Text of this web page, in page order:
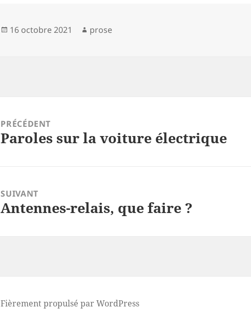
Publié
16 octobre 2021 Auteur
prose
PRÉCÉDENT
Article
Paroles sur la voiture électrique
SUIVANT
Article
Antennes-relais, que faire ?
Fièrement propulsé par WordPress